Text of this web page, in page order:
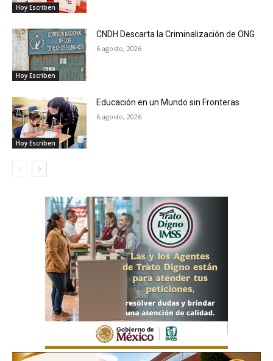
Hoy Escriben
Hoy Escriben
CNDH Descarta la Criminalización de ONG
6 agosto, 2026
Hoy Escriben
Educación en un Mundo sin Fronteras
6 agosto, 2026